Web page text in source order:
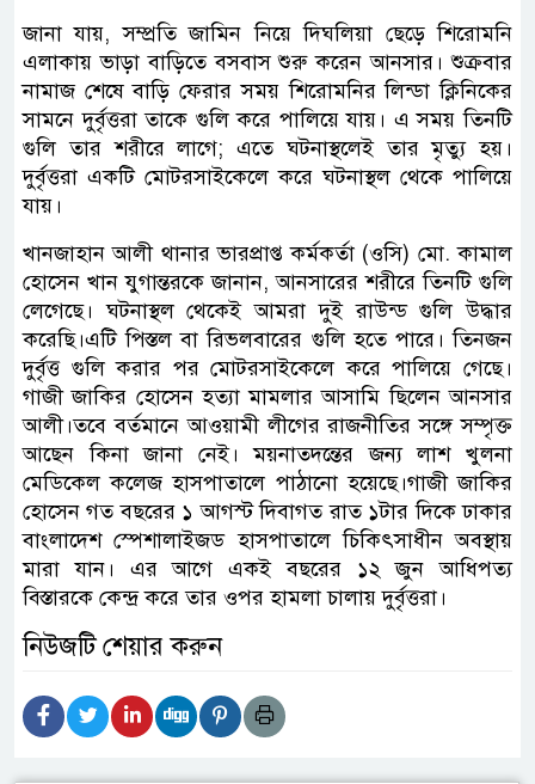
জানা যায়, সম্প্রতি জামিন নিয়ে দিঘলিয়া ছেড়ে শিরোমনি
এলাকায় ভাড়া বাড়িতে বসবাস শুরু করেন আনসার। শুক্রবার
নামাজ শেষে বাড়ি ফেরার সময় শিরোমনির লিন্ডা ক্লিনিকের
সামনে দুর্বৃত্তরা তাকে গুলি করে পালিয়ে যায়। এ সময় তিনটি
গুলি তার শরীরে লাগে; এতে ঘটনাস্থলেই তার মৃত্যু হয়।
দুর্বৃত্তরা একটি মোটরসাইকেলে করে ঘটনাস্থল থেকে পালিয়ে
যায়।
খানজাহান আলী থানার ভারপ্রাপ্ত কর্মকর্তা (ওসি) মো. কামাল
হোসেন খান যুগান্তরকে জানান, আনসারের শরীরে তিনটি গুলি
লেগেছে। ঘটনাস্থল থেকেই আমরা দুই রাউন্ড গুলি উদ্ধার
করেছি।এটি পিস্তল বা রিভলবারের গুলি হতে পারে। তিনজন
দুর্বৃত্ত গুলি করার পর মোটরসাইকেলে করে পালিয়ে গেছে।
গাজী জাকির হোসেন হত্যা মামলার আসামি ছিলেন আনসার
আলী।তবে বর্তমানে আওয়ামী লীগের রাজনীতির সঙ্গে সম্পৃক্ত
আছেন কিনা জানা নেই। ময়নাতদন্তের জন্য লাশ খুলনা
মেডিকেল কলেজ হাসপাতালে পাঠানো হয়েছে।গাজী জাকির
হোসেন গত বছরের ১ আগস্ট দিবাগত রাত ১টার দিকে ঢাকার
বাংলাদেশ স্পেশালাইজড হাসপাতালে চিকিৎসাধীন অবস্থায়
মারা যান। এর আগে একই বছরের ১২ জুন আধিপত্য
বিস্তারকে কেন্দ্র করে তার ওপর হামলা চালায় দুর্বৃত্তরা।
নিউজটি শেয়ার করুন